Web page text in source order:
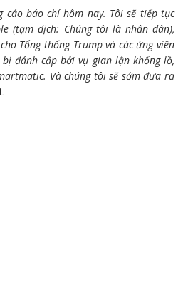
cáo báo chí hôm nay. Tôi sẽ tiếp tục
(tạm dịch: Chúng tôi là nhân dân),
Tổng thống Trump và các ứng viên
bị đánh cắp bởi vụ gian lận khổng lồ,
Và chúng tôi sẽ sớm đưa ra